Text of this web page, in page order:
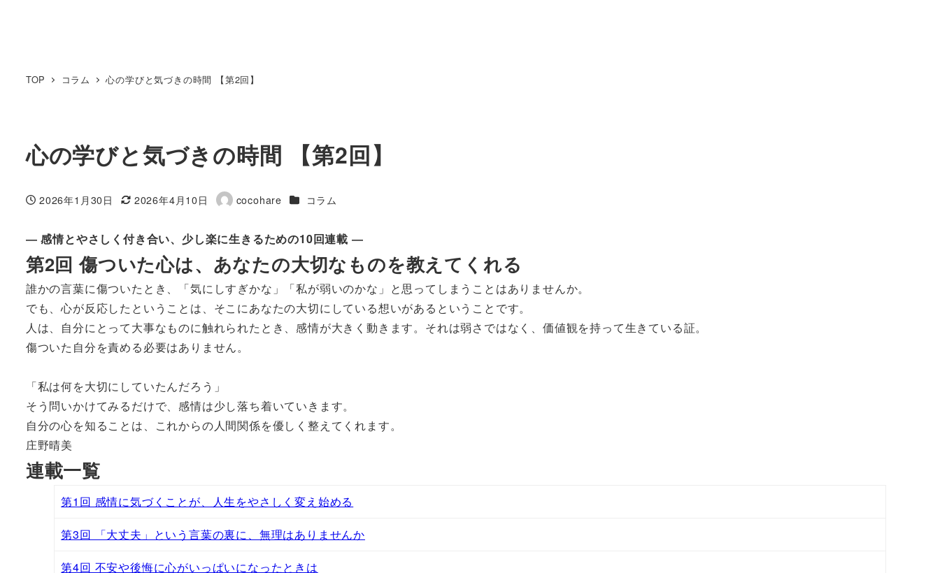
TOP コラム 心の学びと気づきの時間 【第2回】
心の学びと気づきの時間 【第2回】
投稿日
2026年1月30日
更新日
2026年4月10日
著
cocohare カテゴリー
コラム
― 感情とやさしく付き合い、少し楽に生きるための10回連載 ―
第2回 傷ついた心は、あなたの大切なものを教えてくれる
誰かの言葉に傷ついたとき、「気にしすぎかな」「私が弱いのかな」と思ってしまうことはありませんか。
でも、心が反応したということは、そこにあなたの大切にしている想いがあるということです。
人は、自分にとって大事なものに触れられたとき、感情が大きく動きます。それは弱さではなく、価値観を持って生きている証。
傷ついた自分を責める必要はありません。
「私は何を大切にしていたんだろう」
そう問いかけてみるだけで、感情は少し落ち着いていきます。
自分の心を知ることは、これからの人間関係を優しく整えてくれます。
庄野晴美
連載一覧
第1回 感情に気づくことが、人生をやさしく変え始める
第3回 「大丈夫」という言葉の裏に、無理はありませんか
第4回 不安や後悔に心がいっぱいになったときは